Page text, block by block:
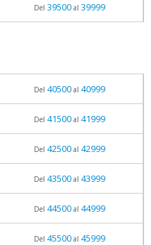
Del 39500al 39999
Del 40500al 40999
Del 41500al 41999
Del 42500al 42999
Del 43500al 43999
Del 44500al 44999
Del 45500al 45999